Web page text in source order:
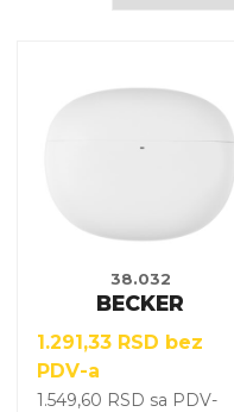
38.032
BECKER
1.291,33 RSD bez
PDV-a
1.549,60 RSD sa PDV-
proizvod
izabrane
na
stranici
proizvoda.